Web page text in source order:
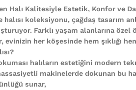
Halı Kalitesiyle Estetik, Konfor ve
halısı koleksiyonu, çağdaş tasarım
Farklı yaşam alanlarına özel
evinizin her köşesinde hem şıklığı
halıların estetiğini modern
makinelerde dokunan bu
sunar,